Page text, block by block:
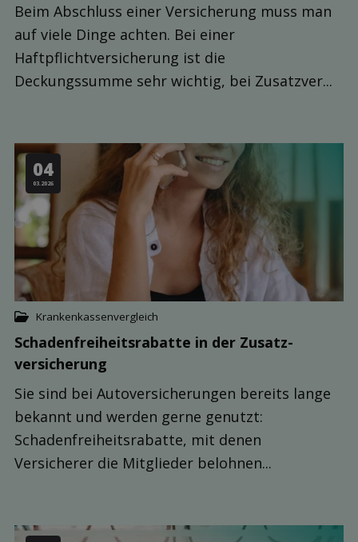
Beim Abschluss einer Versicherung muss man
auf viele Dinge achten. Bei einer
Haftpflichtversicherung ist die
Deckungssumme sehr wichtig, bei Zusatzver...
04
03.2026
Krankenkassenvergleich
Schaden­freiheits­rabatte in der Zusatz­
versicherung
Sie sind bei Autoversicherungen bereits lange
bekannt und werden gerne genutzt:
Schadenfreiheitsrabatte, mit denen
Versicherer die Mitglieder belohnen...